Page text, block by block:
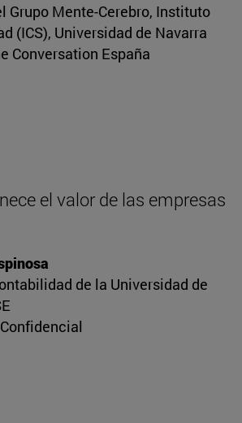
Grupo Mente-Cerebro, Instituto
(ICS), Universidad de Navarra
Conversation España
el valor de las empresas
de la Universidad de